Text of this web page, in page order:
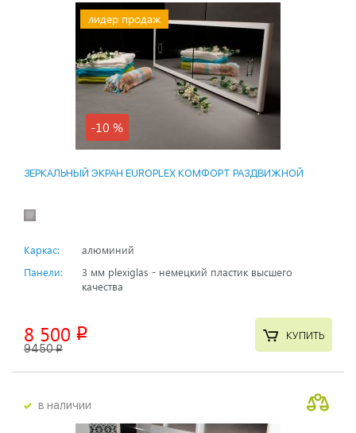
лидер продаж
-10 %
ЗЕРКАЛЬНЫЙ ЭКРАН EUROPLEX КОМФОРТ РАЗДВИЖНОЙ
Каркас:
алюминий
Панели:
3 мм plexiglas - немецкий пластик высшего
качества
8 500 p
9450p
КУПИТЬ
в наличии